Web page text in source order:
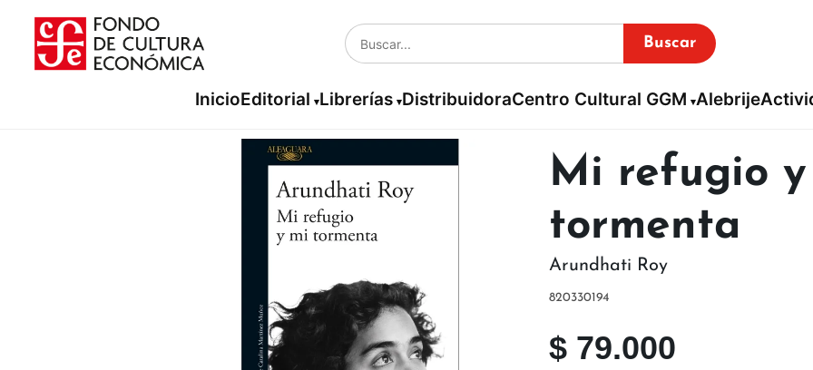
Buscar
InicioEditorial Librerías DistribuidoraCentro Cultural GGM Alebrije
$79.000
820330194
Arundhati Roy
Mi refugio
tormenta